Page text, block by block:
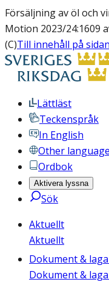
Försäljning av öl och
Motion 2023/24:1609
(C)Till innehåll på sidan
Lättläst
Teckenspråk
In English
Other
Ordbok
Aktivera lyssna
Sök
Aktuellt
Aktuellt
Dokument &
Dokument &